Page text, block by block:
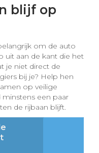
blijf op
om de auto
uit aan de kant die het
je niet direct de
bij je? Help hen
op veilige
minstens een paar
de rijbaan blijft.